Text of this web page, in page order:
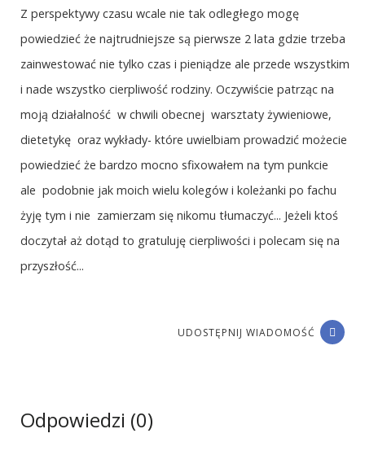
Z perspektywy czasu wcale nie tak odległego mogę
powiedzieć że najtrudniejsze są pierwsze 2 lata gdzie trzeba
zainwestować nie tylko czas i pieniądze ale przede wszystkim
i nade wszystko cierpliwość rodziny. Oczywiście patrząc na
moją działalność w chwili obecnej warsztaty żywieniowe,
dietetykę oraz wykłady- które uwielbiam prowadzić możecie
powiedzieć że bardzo mocno sfixowałem na tym punkcie
ale podobnie jak moich wielu kolegów i koleżanki po fachu
żyję tym i nie zamierzam się nikomu tłumaczyć... Jeżeli ktoś
doczytał aż dotąd to gratuluję cierpliwości i polecam się na
przyszłość...
UDOSTĘPNIJ WIADOMOŚĆ
Odpowiedzi (0)